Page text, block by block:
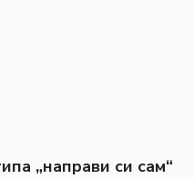
„направи си сам“